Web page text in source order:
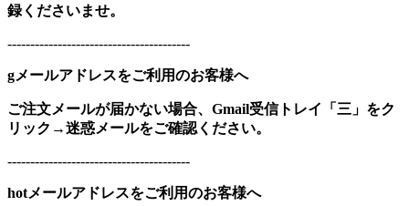
録くださいませ。
----------------------------------------
gメールアドレスをご利用のお客様へ
ご注文メールが届かない場合、Gmail受信トレイ「三」をク
リック→迷惑メールをご確認ください。
----------------------------------------
hotメールアドレスをご利用のお客様へ